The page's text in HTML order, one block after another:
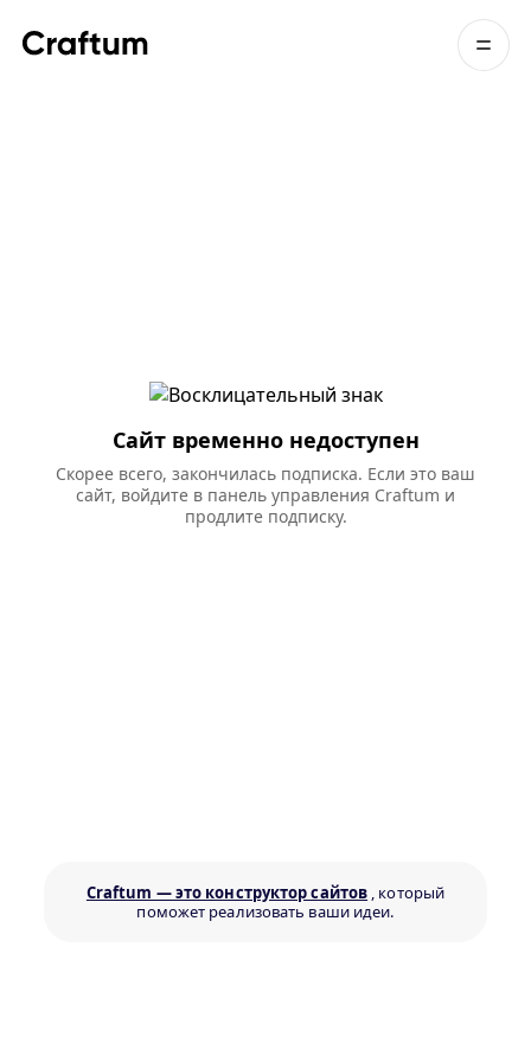
Сайт временно недоступен
Скорее всего, закончилась подписка. Если это ваш
сайт, войдите в панель управления Craftum и
продлите подписку.
Craftum — это конструктор сайтов , который
поможет реализовать ваши идеи.